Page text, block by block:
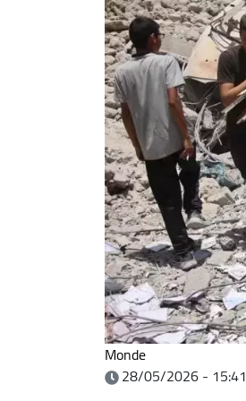
Monde
28/05/2026 - 15:41